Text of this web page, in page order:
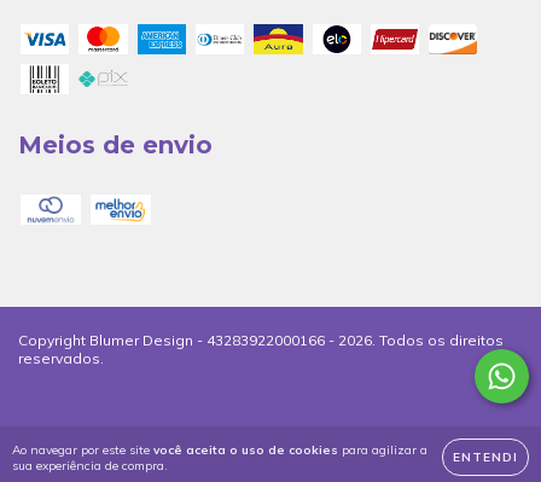
Ao navegar por este site você aceita o uso de cookies para agilizar a
sua experiência de compra.
ENTENDI
Meios de envio
Copyright Blumer Design - 43283922000166 - 2026. Todos os direitos
reservados.